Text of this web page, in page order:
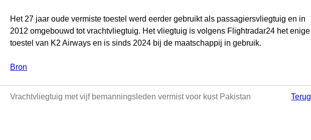
Het 27 jaar oude vermiste toestel werd eerder gebruikt als passagiersvliegtuig en in
2012 omgebouwd tot vrachtvliegtuig. Het vliegtuig is volgens Flightradar24 het enige
toestel van K2 Airways en is sinds 2024 bij de maatschappij in gebruik.
Bron
Vrachtvliegtuig met vijf bemanningsleden vermist voor kust Pakistan Terug